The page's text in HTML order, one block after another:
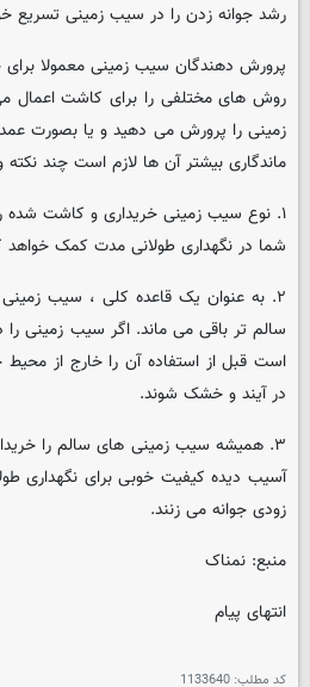
رشد جوانه زدن را در سیب زمینی تسریع
پرورش دهندگان سیب زمینی معمولا برای
روش های مختلفی را برای کاشت
زمینی را پرورش می دهید و یا بصورت
ماندگاری بیشتر آن ها لازم است چند نکته و
۱. نوع سیب زمینی خریداری و کاشت شده را
شما در نگهداری طولانی مدت کمک خواهد
۲. به عنوان یک قاعده کلی ، سیب
سالم تر باقی می ماند. اگر سیب زمینی را
است قبل از استفاده آن را خارج از محیط
در آیند و خشک شوند.
۳. همیشه سیب زمینی های سالم را
آسیب دیده کیفیت خوبی برای نگهداری
زودی جوانه می زنند.
منبع: نمناک
انتهای پیام
کد مطلب: 1133640